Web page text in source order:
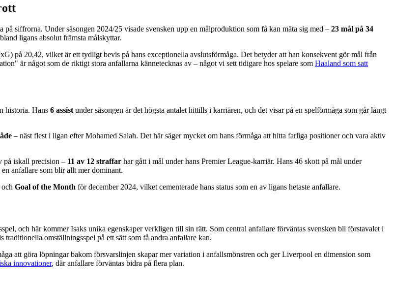
siffrorna. Under säsongen 2024/25 visade svensken upp en målproduktion som få kan mäta sig med – 23 mål på 34
ligans absolut främsta målskyttar.
på 20,42, vilket är ett tydligt bevis på hans exceptionella avslutsförmåga. Det betyder att han konsekvent gör mål från
är något som de riktigt stora anfallarna kännetecknas av – något vi sett tidigare hos spelare som Haaland som satt
historia. Hans 6 assist under säsongen är det högsta antalet hittills i karriären, och det visar på en spelförmåga som går långt
– näst flest i ligan efter Mohamed Salah. Det här säger mycket om hans förmåga att hitta farliga positioner och vara aktiv
på iskall precision – 11 av 12 straffar har gått i mål under hans Premier League-karriär. Hans 46 skott på mål under
anfallare som blir allt mer dominant.
och Goal of the Month för december 2024, vilket cementerade hans status som en av ligans hetaste anfallare.
och här kommer Isaks unika egenskaper verkligen till sin rätt. Som central anfallare förväntas svensken bli förstavalet i
omställningsspel på ett sätt som få andra anfallare kan.
att göra löpningar bakom försvarslinjen skapar mer variation i anfallsmönstren och ger Liverpool en dimension som
innovationer, där anfallare förväntas bidra på flera plan.